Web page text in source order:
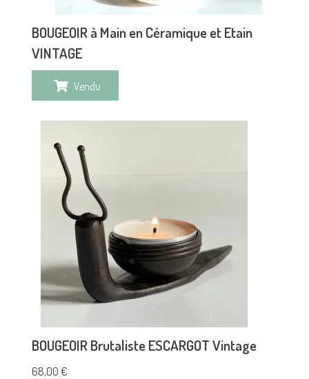
BOUGEOIR à Main en Céramique et Etain
VINTAGE
Vendu
BOUGEOIR Brutaliste ESCARGOT Vintage
68,00 €